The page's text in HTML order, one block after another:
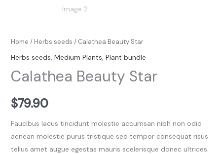
Home / Herbs seeds / Calathea Beauty Star
Herbs seeds, Medium Plants, Plant bundle
Calathea Beauty Star
$79.90
Faucibus lacus tincidunt molestie accumsan nibh non odio
aenean molestie purus tristique sed tempor consequat risus
tellus amet augue egestas mauris scelerisque donec ultrices.